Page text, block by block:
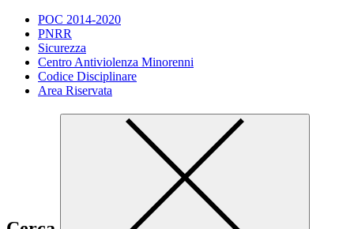
POC 2014-2020
PNRR
Sicurezza
Centro Antiviolenza Minorenni
Codice Disciplinare
Area Riservata